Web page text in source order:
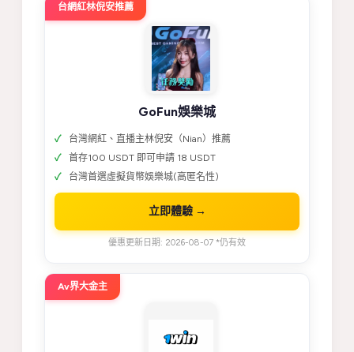
台網紅林倪安推薦
GoFun娛樂城
台灣網紅、直播主林倪安（Nian）推薦
首存100 USDT 即可申請 18 USDT
台灣首選虛擬貨幣娛樂城(高匿名性)
立即體驗 →
優惠更新日期: 2026-08-07 *仍有效
Av界大金主